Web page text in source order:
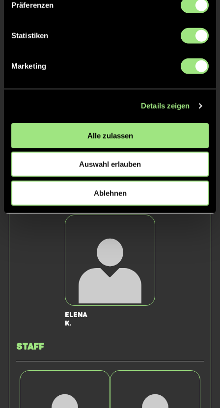
Präferenzen
Statistiken
Marketing
Details zeigen
Alle zulassen
Auswahl erlauben
Ablehnen
Charlotte
Luna
Elena
K.
Staff